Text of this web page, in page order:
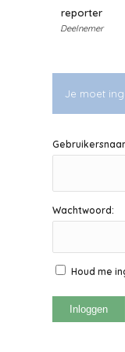
reporter
Deelnemer
Je moet
Wachtwoord:
Houd me
Inloggen